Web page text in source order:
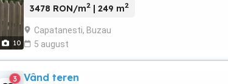
10
3478 RON/m2 | 249 m2
Capatanesti, Buzau
5 august
3 Vând teren